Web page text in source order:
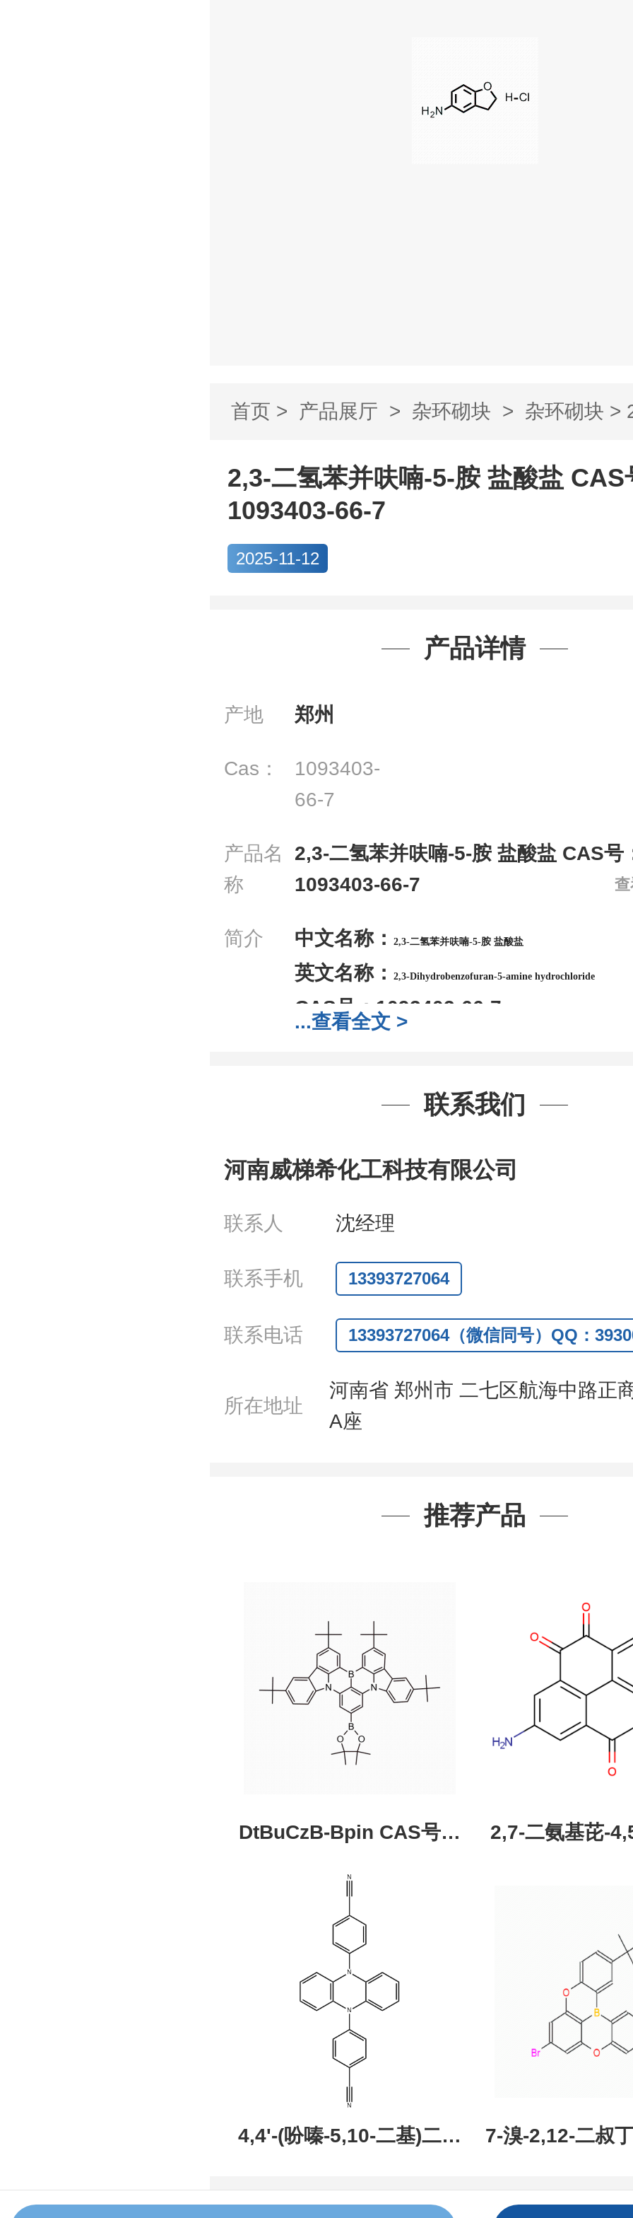
首页 > 产品展厅 > 杂环砌块 > 杂环砌块 >
苯并呋喃-5-胺 盐酸盐...
2,3-二氢苯并呋喃-5-胺 盐酸盐 CAS
1093403-66-7
2025-11-12
产品详情
产地 郑州
Cas：
1093403-
66-7
产品名
称
2,3-二氢苯并呋喃-5-胺 盐酸盐 CAS号
1093403-66-7
简介 中文名称： 2,3-二氢苯并呋喃-5-胺 盐酸盐
英文名称： 2,3-Dihydrobenzofuran-5-amine hydrochloride
CAS号： 1093403-66-7
分子式：C8H10ClNO
1Mg ; 5Mg;10Mg
我司对高校及科研单位先发货和
,全额退款
:0371-63377391/13393727064
QQ:3930072831
:13393727064
联系人: 沈晓东(欢迎致电,或QQ、微信
...查看全文 >
联系我们
河南威梯希化工科技有限公司
联系人 沈经理
联系手机 13393727064
联系电话 13393727064（微信同号）QQ：
所在地址
河南省 郑州市 二七区航海中路正
A座
推荐产品
DtBuCzB-Bpin CAS号：
2643331-97-7
2,7-二氨基芘-
现货促销，可分
研究所 先发
4,4'-(吩嗪-5,10-二基)二苯
甲腈，CAS:1638702-80-
7-溴-2,12-二叔
氧杂-13B-硼萘